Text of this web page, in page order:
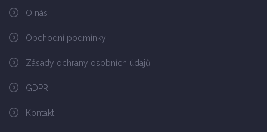
O nás
Obchodní podmínky
Zásady ochrany osobních údajů
GDPR
Kontakt